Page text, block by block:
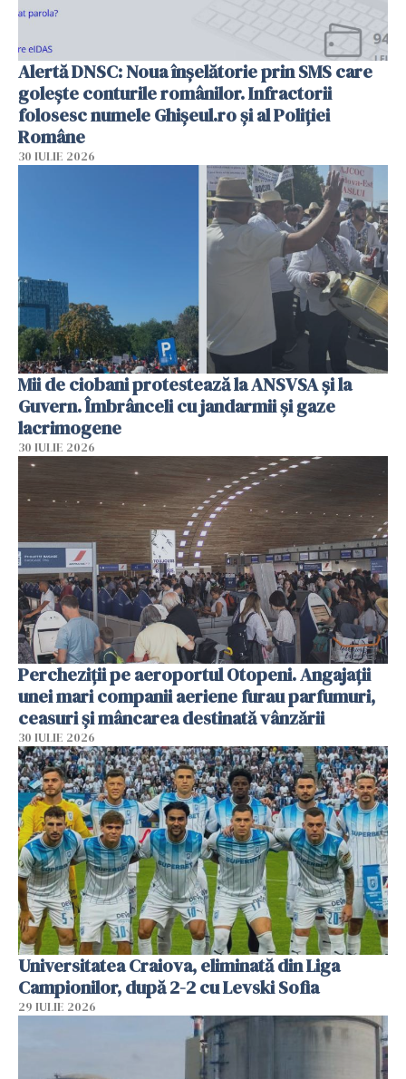
Alertă DNSC: Noua înșelătorie prin SMS care
golește conturile românilor. Infractorii
folosesc numele Ghișeul.ro și al Poliției
Române
30 IULIE 2026
Mii de ciobani protestează la ANSVSA și la
Guvern. Îmbrânceli cu jandarmii și gaze
lacrimogene
30 IULIE 2026
Percheziții pe aeroportul Otopeni. Angajații
unei mari companii aeriene furau parfumuri,
ceasuri și mâncarea destinată vânzării
30 IULIE 2026
Universitatea Craiova, eliminată din Liga
Campionilor, după 2-2 cu Levski Sofia
29 IULIE 2026